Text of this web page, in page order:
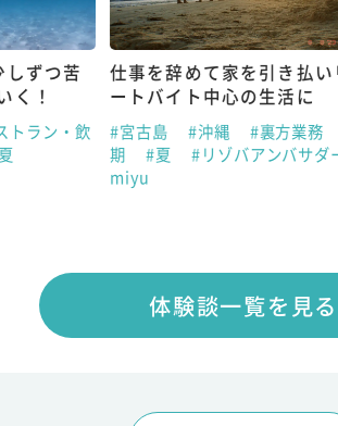
ずつ苦
く！
トラン・飲
仕事を辞めて家を引き払い
ートバイト中心の生活に
#宮古島 #沖縄 #裏方業務
期
#夏
#リゾバアンバサダ
miyu
体験談一覧を見る